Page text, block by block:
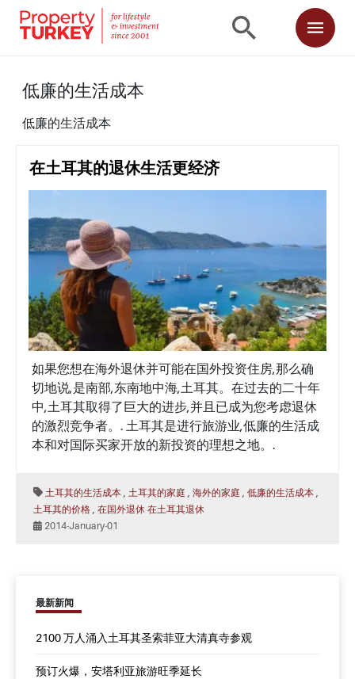
低廉的生活成本
低廉的生活成本
在土耳其的退休生活更经济
如果您想在海外退休并可能在国外投资住房,那么确
切地说,是南部,东南地中海,土耳其。在过去的二十年
中,土耳其取得了巨大的进步,并且已成为您考虑退休
的激烈竞争者。. 土耳其是进行旅游业,低廉的生活成
本和对国际买家开放的新投资的理想之地。.
土耳其的生活成本 土耳其的家庭 海外的家庭 低廉的生活成本
土耳其的价格 在国外退休 在土耳其退休
2014-January-01
最新新闻
2100 万人涌入土耳其圣索菲亚大清真寺参观
预订火爆，安塔利亚旅游旺季延长